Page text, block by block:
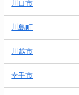
川口市
川島町
川越市
幸手市